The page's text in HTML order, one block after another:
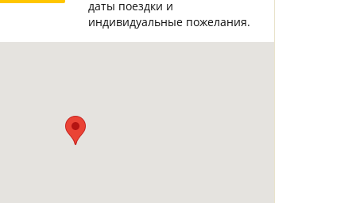
даты поездки и
индивидуальные пожелания.